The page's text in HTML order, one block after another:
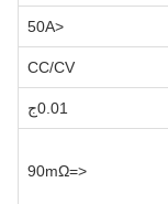
<50A
CC/CV
0.01ج
<=90mΩ